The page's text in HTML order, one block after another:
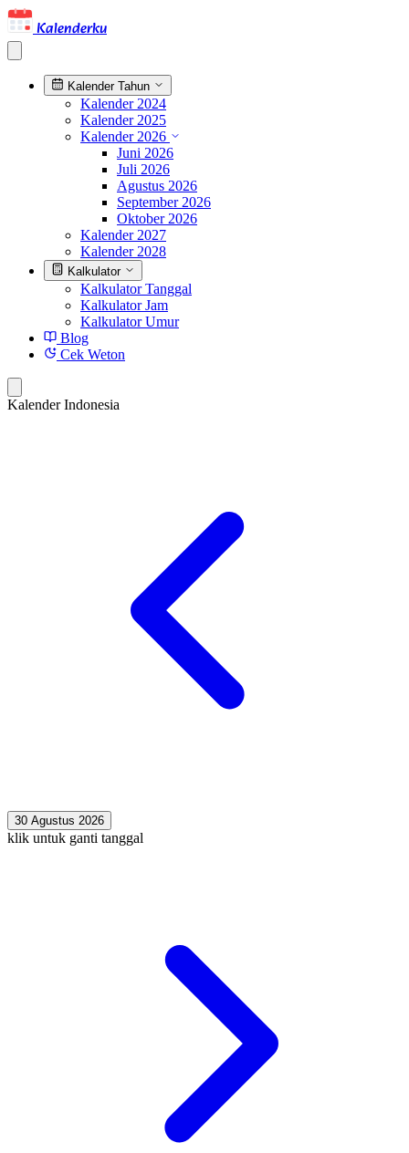
Kalenderku
Kalender Tahun
Kalender 2024
Kalender 2025
Kalender 2026
Juni 2026
Juli 2026
Agustus 2026
September 2026
Oktober 2026
Kalender 2027
Kalender 2028
Kalkulator
Kalkulator Tanggal
Kalkulator Jam
Kalkulator Umur
Blog
Cek Weton
Kalender Indonesia
30 Agustus 2026
klik untuk ganti tanggal